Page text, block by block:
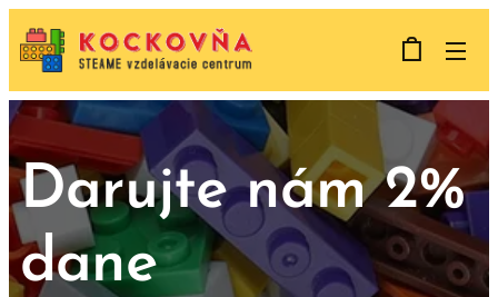
Darujte nám 2%
dane